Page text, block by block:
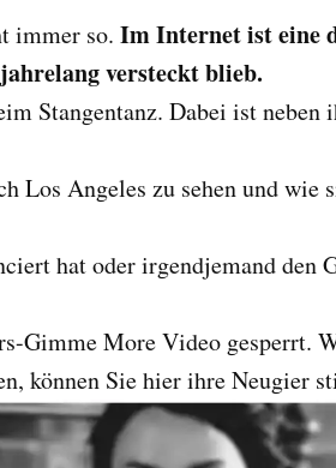
immer so. Im Internet ist eine
versteckt blieb.
Stangentanz. Dabei ist neben
Los Angeles zu sehen und wie
hat oder irgendjemand den
Gimme More Video gesperrt.
können Sie hier ihre Neugier